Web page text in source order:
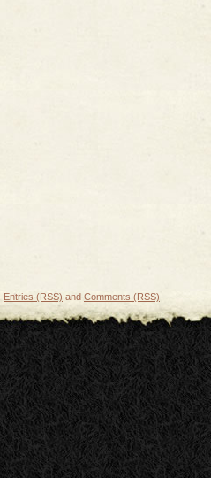
Entries (RSS) and Comments (RSS)